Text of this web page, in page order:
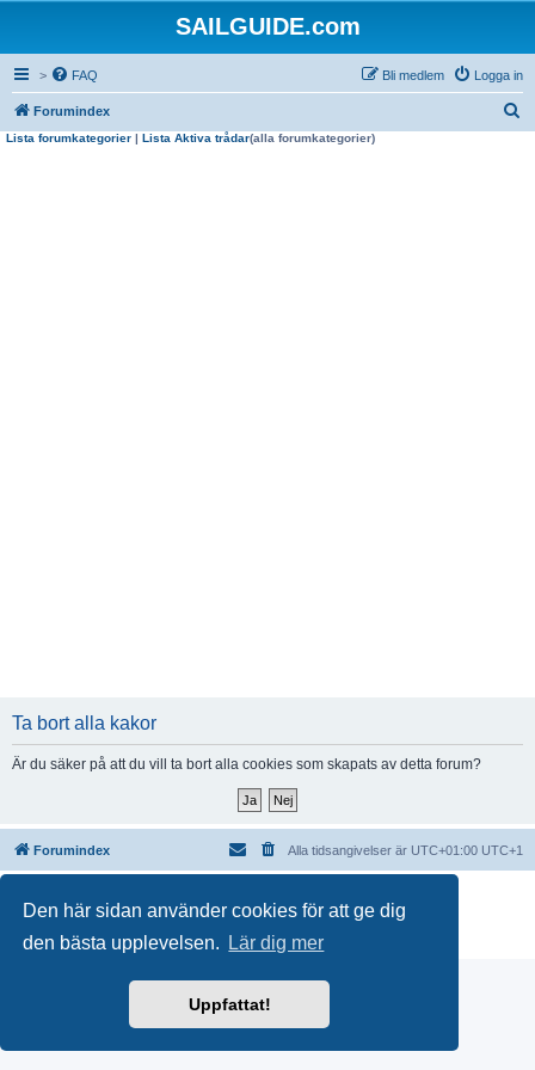
Den här sidan använder cookies för att ge dig
den bästa upplevelsen.
Lär dig mer
Uppfattat!
SAILGUIDE.com
> FAQ Logga in
Bli medlem
Forumindex
Lista forumkategorier | Lista Aktiva trådar(alla forumkategorier)
Ta bort alla kakor
Är du säker på att du vill ta bort alla cookies som skapats av detta forum?
Forumindex Alla tidsangivelser är UTC+01:00 UTC+1
Swedish translation byphpBB Sweden© 2006-2018
Integritetspolicy
|Användarvillkor